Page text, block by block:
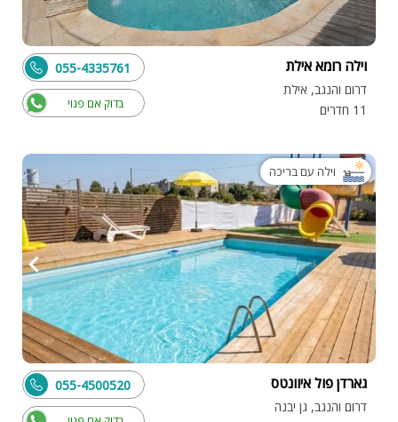
וילה רומא אילת
דרום והנגב, אילת
11 חדרים
בדוק אם פנוי
055-4335761
וילה עם בריכה
גארדן פול איוונטס
דרום והנגב, גן יבנה
055-4500520